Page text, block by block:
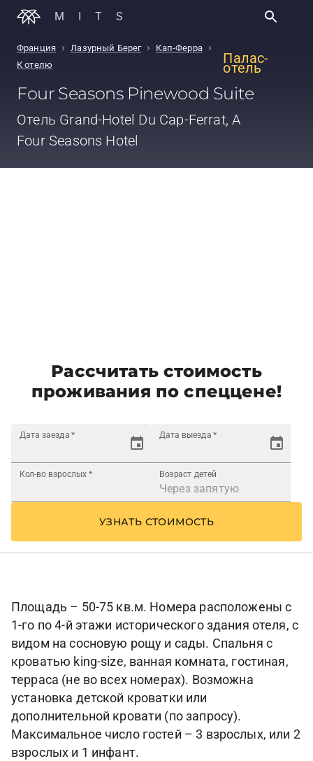
MITS
Палас-
отель
Франция › Лазурный Берег › Кап-Ферра ›
К отелю
Four Seasons Pinewood Suite
Отель Grand-Hotel Du Cap-Ferrat, A
Four Seasons Hotel
Рассчитать стоимость
проживания по спеццене!
Дата заезда * Дата выезда *
Кол-во взрослых * Возраст детей
УЗНАТЬ СТОИМОСТЬ
Площадь – 50-75 кв.м. Номера расположены с
1-го по 4-й этажи исторического здания отеля, с
видом на сосновую рощу и сады. Спальня с
кроватью king-size, ванная комната, гостиная,
терраса (не во всех номерах). Возможна
установка детской кроватки или
дополнительной кровати (по запросу).
Максимальное число гостей – 3 взрослых, или 2
взрослых и 1 инфант.